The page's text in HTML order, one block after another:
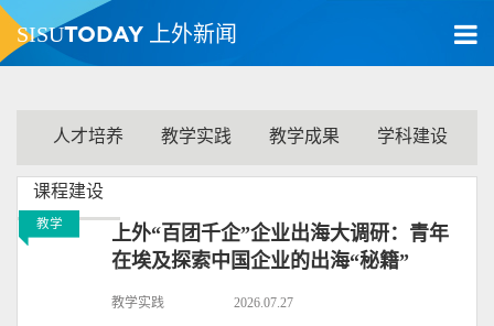
SISUTODAY 上外新闻
人才培养 教学实践 教学成果 学科建设
课程建设
教学
上外“百团千企”企业出海大调研：青年
在埃及探索中国企业的出海“秘籍”
教学实践 2026.07.27